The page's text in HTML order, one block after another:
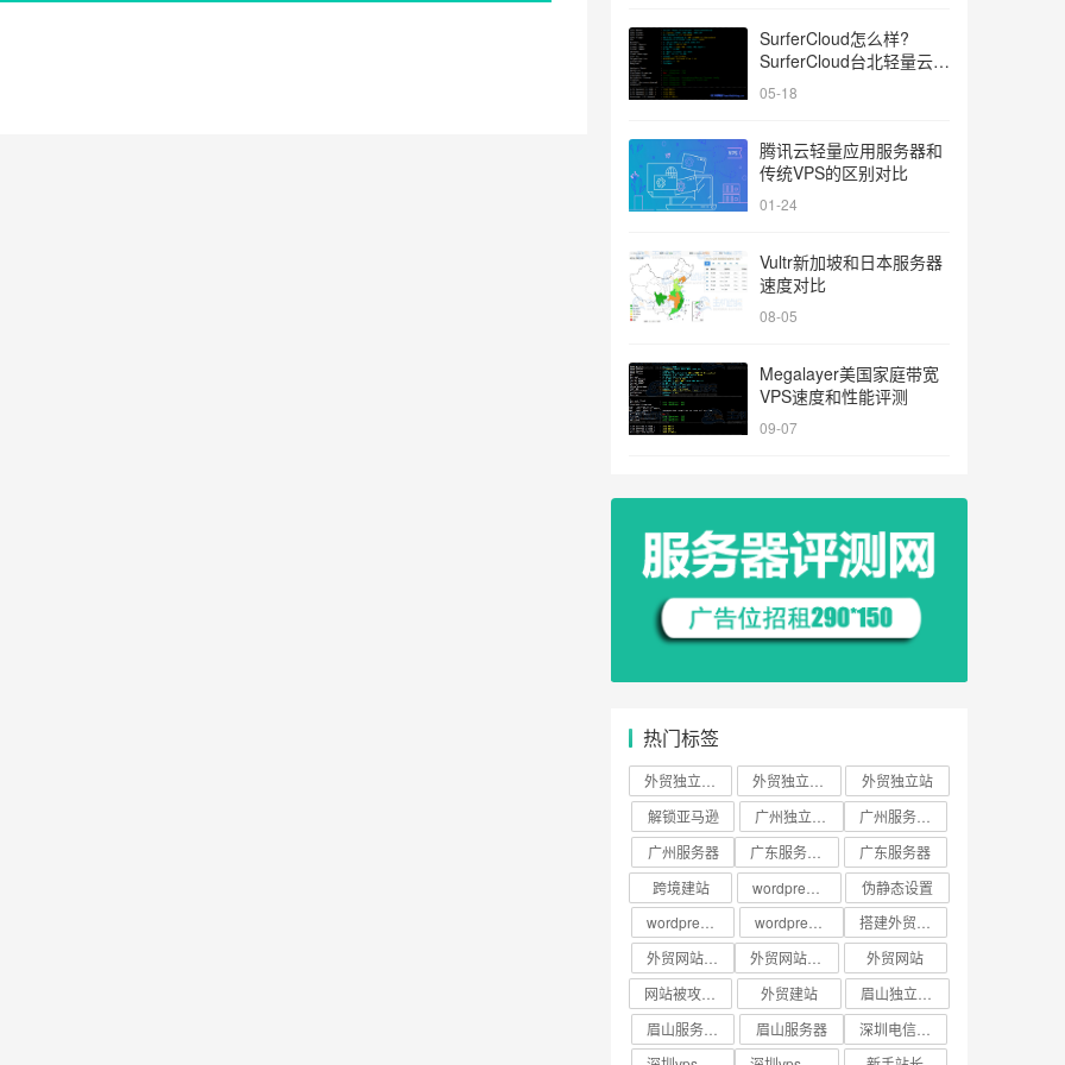
SurferCloud怎么样?
SurferCloud台北轻量云
VPS简单测评分享
05-18
腾讯云轻量应用服务器和
传统VPS的区别对比
01-24
Vultr新加坡和日本服务器
速度对比
08-05
Megalayer美国家庭带宽
VPS速度和性能评测
09-07
热门标签
外贸独立站
解锁亚马逊
广州服务器租用
广州服务器
广东服务器
跨境建站
伪静态设置
wordpress缓存
wordpress搭建
搭建外贸网站
外贸网站搭建
外贸网站
外贸建站
眉山服务器租用
眉山服务器
深圳电信云服务器